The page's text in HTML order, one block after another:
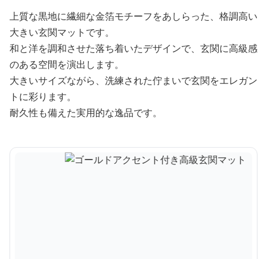
上質な黒地に繊細な金箔モチーフをあしらった、格調高い
大きい玄関マットです。
和と洋を調和させた落ち着いたデザインで、玄関に高級感
のある空間を演出します。
大きいサイズながら、洗練された佇まいで玄関をエレガン
トに彩ります。
耐久性も備えた実用的な逸品です。